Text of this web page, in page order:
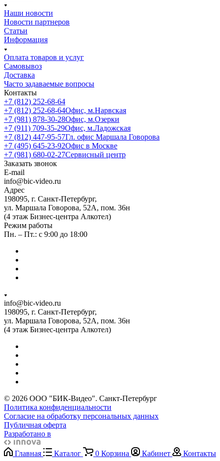
Наши новости
Новости партнеров
Статьи
Информация
Оплата товаров и услуг
Самовывоз
Доставка
Часто задаваемые вопросы
Контакты
+7 (812) 252-68-64
+7 (812) 252-68-64Офис, м.Нарвская
+7 (981) 878-30-28Офис, м.Озерки
+7 (911) 709-35-29Офис, м.Ладожская
+7 (812) 447-95-57Гл. офис Маршала Говорова
+7 (495) 645-23-92Офис в Москве
+7 (981) 680-02-27Сервисный центр
Заказать звонок
E-mail
info@bic-video.ru
Адрес
198095, г. Санкт-Петербург,
ул. Маршала Говорова, 52А, пом. 36н
(4 этаж Бизнес-центра Алкотел)
Режим работы
Пн. – Пт.: с 9:00 до 18:00
info@bic-video.ru
198095, г. Санкт-Петербург,
ул. Маршала Говорова, 52А, пом. 36н
(4 этаж Бизнес-центра Алкотел)
© 2026 ООО "БИК-Видео". Санкт-Петербург
Политика конфиденциальности
Согласие на обработку персональных данных
Публичная оферта
Разработано в
Главная Каталог 0 Корзина Кабинет Контакты